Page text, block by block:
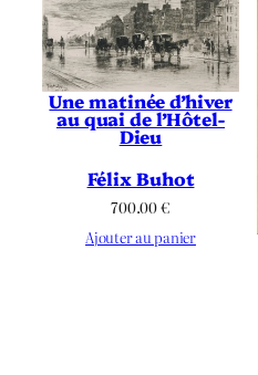
Une matinée d’hiver
au quai de l’Hôtel-
Dieu
Félix Buhot
700.00€
Ajouter au panier